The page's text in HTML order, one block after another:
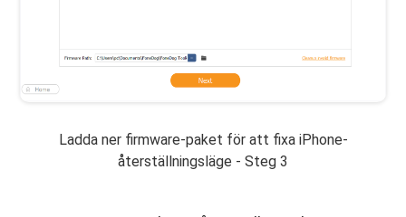
Ladda ner firmware-paket för att fixa iPhone-
återställningsläge - Steg 3